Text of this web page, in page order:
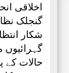
اخلاقی
گنجلک
شکار
حالات کے